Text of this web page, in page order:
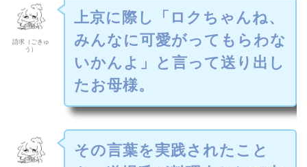
語求（ごきゅ
う）
上京に際し「ロクちゃんね、
みんなに可愛がってもらわな
いかんよ」と言って送り出し
たお母様。
その言葉を実践されたこと